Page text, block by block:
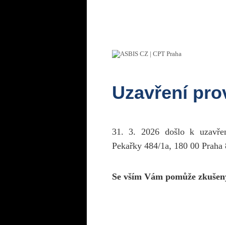
Uzavření
31. 3. 2026 došlo k
Pekařky 484/1a, 180 00 Praha
Se vším Vám pomůže